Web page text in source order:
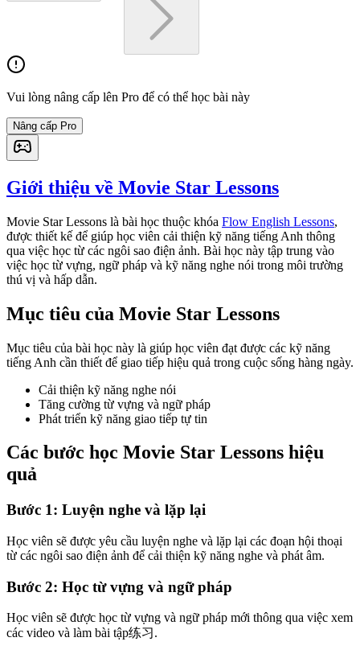
Vui lòng nâng cấp lên Pro để có thể học bài này
Nâng cấp Pro
Giới thiệu về Movie Star Lessons
Movie Star Lessons là bài học thuộc khóa Flow English Lessons,
được thiết kế để giúp học viên cải thiện kỹ năng tiếng Anh thông
qua việc học từ các ngôi sao điện ảnh. Bài học này tập trung vào
việc học từ vựng, ngữ pháp và kỹ năng nghe nói trong môi trường
thú vị và hấp dẫn.
Mục tiêu của Movie Star Lessons
Mục tiêu của bài học này là giúp học viên đạt được các kỹ năng
tiếng Anh cần thiết để giao tiếp hiệu quả trong cuộc sống hàng ngày.
Cải thiện kỹ năng nghe nói
Tăng cường từ vựng và ngữ pháp
Phát triển kỹ năng giao tiếp tự tin
Các bước học Movie Star Lessons hiệu
quả
Bước 1: Luyện nghe và lặp lại
Học viên sẽ được yêu cầu luyện nghe và lặp lại các đoạn hội thoại
từ các ngôi sao điện ảnh để cải thiện kỹ năng nghe và phát âm.
Bước 2: Học từ vựng và ngữ pháp
Học viên sẽ được học từ vựng và ngữ pháp mới thông qua việc xem
các video và làm bài tập练习.